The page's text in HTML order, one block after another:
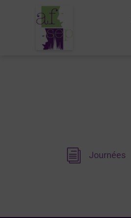
i Journées